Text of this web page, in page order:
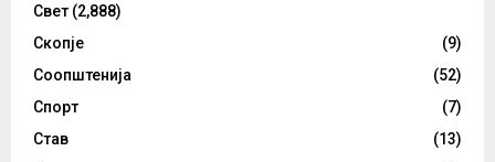
Свет (2,888)
Скопје
(9)
Соопштенија
(52)
Спорт
(7)
Став
(13)